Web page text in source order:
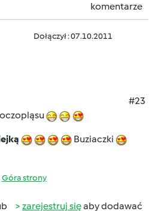
komentarze
Dołączył : 07.10.2011
#23
Buziaczki
Góra strony
zarejestruj sięaby dodawać